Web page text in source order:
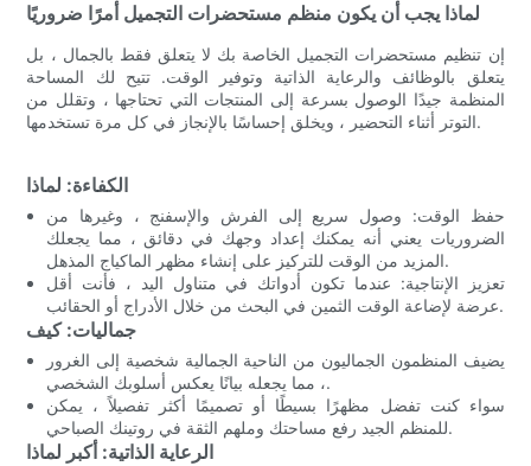
لماذا يجب أن يكون منظم مستحضرات التجميل أمرًا ضروريًا
إن تنظيم مستحضرات التجميل الخاصة بك لا يتعلق فقط بالجمال ، بل
يتعلق بالوظائف والرعاية الذاتية وتوفير الوقت. تتيح لك المساحة
المنظمة جيدًا الوصول بسرعة إلى المنتجات التي تحتاجها ، وتقلل من
التوتر أثناء التحضير ، ويخلق إحساسًا بالإنجاز في كل مرة تستخدمها.
الكفاءة: لماذا
حفظ الوقت: وصول سريع إلى الفرش والإسفنج ، وغيرها من
الضروريات يعني أنه يمكنك إعداد وجهك في دقائق ، مما يجعلك
المزيد من الوقت للتركيز على إنشاء مظهر الماكياج المذهل.
تعزيز الإنتاجية: عندما تكون أدواتك في متناول اليد ، فأنت أقل
عرضة لإضاعة الوقت الثمين في البحث من خلال الأدراج أو الحقائب.
جماليات: كيف
يضيف المنظمون الجماليون من الناحية الجمالية شخصية إلى الغرور
، مما يجعله بيانًا يعكس أسلوبك الشخصي.
سواء كنت تفضل مظهرًا بسيطًا أو تصميمًا أكثر تفصيلاً ، يمكن
للمنظم الجيد رفع مساحتك وملهم الثقة في روتينك الصباحي.
الرعاية الذاتية: أكبر لماذا